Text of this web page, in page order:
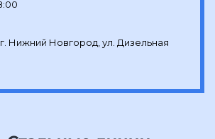
г. Нижний Новгород, ул. Дизельная